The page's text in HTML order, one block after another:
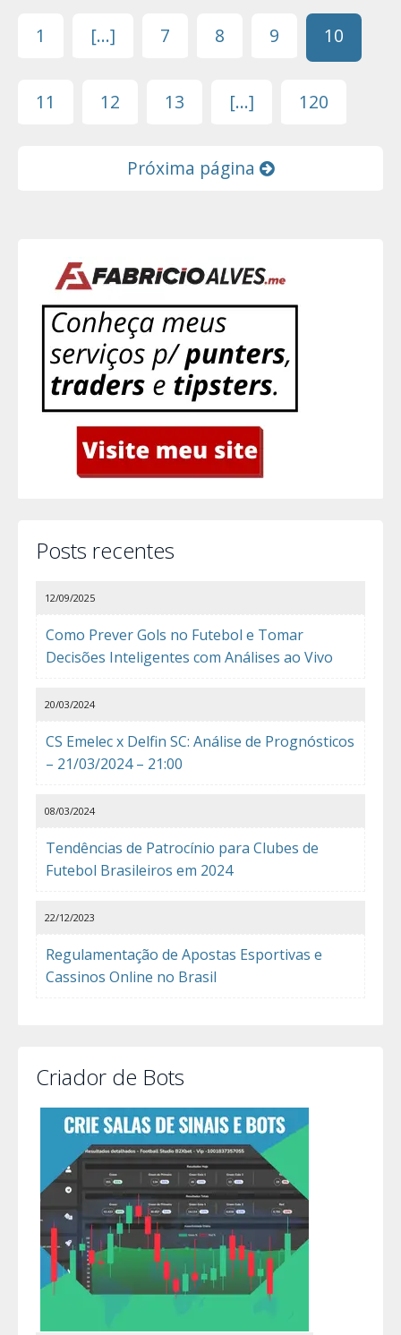
1 [...] 7 8 9 10
11 12 13 [...] 120
Próxima página
Posts recentes
Como Prever Gols no Futebol e Tomar
Decisões Inteligentes com Análises ao Vivo
12/09/2025
CS Emelec x Delfin SC: Análise de Prognósticos
– 21/03/2024 – 21:00
20/03/2024
Tendências de Patrocínio para Clubes de
Futebol Brasileiros em 2024
08/03/2024
Regulamentação de Apostas Esportivas e
Cassinos Online no Brasil
22/12/2023
Criador de Bots